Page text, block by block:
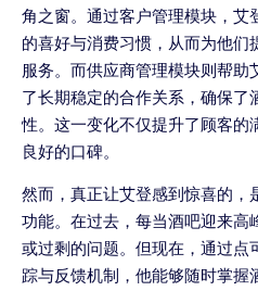
角之窗。通过客户管理模块，艾
的喜好与消费习惯，从而为他
服务。而供应商管理模块则帮助
了长期稳定的合作关系，确保了
性。这一变化不仅提升了顾客的
良好的口碑。
然而，真正让艾登感到惊喜的，
功能。在过去，每当酒吧迎来高
或过剩的问题。但现在，通过点
踪与反馈机制，他能够随时掌握